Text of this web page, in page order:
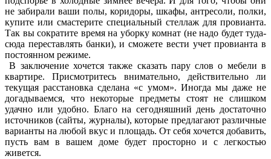
не забирали ваши полы, коридоры, шкафы, антресоли, полки,
купите или смастерите специальный стеллаж для провианта.
Так вы сократите время на уборку комнат (не надо будет туда-
сюда переставлять банки), и сможете вести учет провианта в
постоянном режиме.
В заключение хочется также сказать пару слов о мебели в
квартире. Присмотритесь внимательно, действительно ли
текущая расстановка сделана «с умом». Иногда мы даже не
догадываемся, что некоторые предметы стоят не слишком
удачно или удобно. Благо на сегодняшний день достаточно
источников (сайты, журналы), которые предлагают различные
варианты на любой вкус и площадь. От себя хочется добавить,
пусть вам в вашем доме будет просторно и с легкостью
живется.